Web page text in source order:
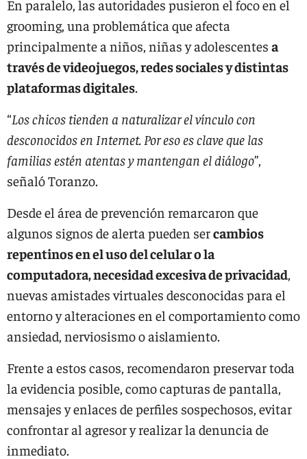
En paralelo, las autoridades pusieron el foco en el
grooming, una problemática que afecta
principalmente a niños, niñas y adolescentes a
través de videojuegos, redes sociales y distintas
plataformas digitales.
“Los chicos tienden a naturalizar el vínculo con
desconocidos en Internet. Por eso es clave que las
familias estén atentas y mantengan el diálogo”,
señaló Toranzo.
Desde el área de prevención remarcaron que
algunos signos de alerta pueden sercambios
repentinos en el uso del celular o la
computadora, necesidad excesiva de privacidad,
nuevas amistades virtuales desconocidas para el
entorno y alteraciones en el comportamiento como
ansiedad, nerviosismo o aislamiento.
Frente a estos casos, recomendaron preservar toda
la evidencia posible, como capturas de pantalla,
mensajes y enlaces de perfiles sospechosos, evitar
confrontar al agresor y realizar la denuncia de
inmediato.